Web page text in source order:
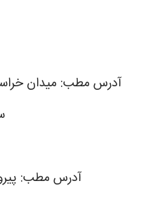
آدرس مطب: میدان
آدرس مطب: